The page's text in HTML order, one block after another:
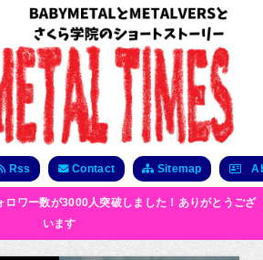
Rss Contact Sitemap
ロワー数が3000人突破しました！ありがとうござ
います